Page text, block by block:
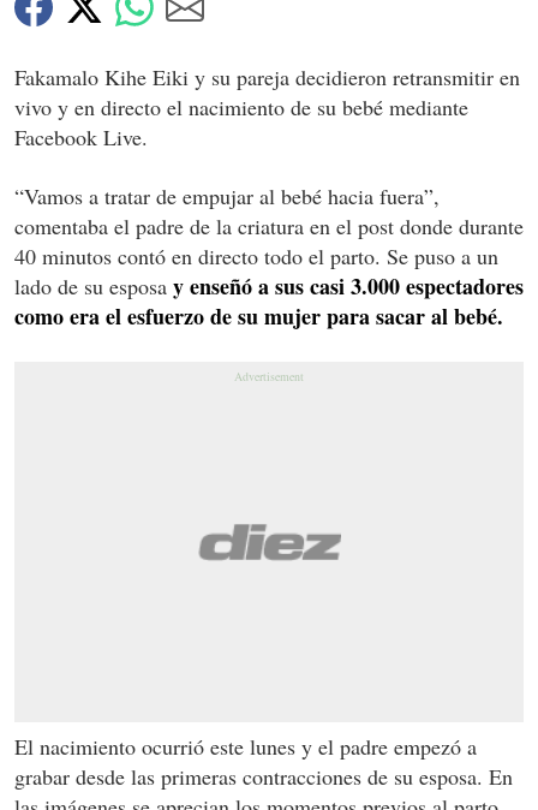
Fakamalo Kihe Eiki y su pareja decidieron retransmitir en
vivo y en directo el nacimiento de su bebé mediante
Facebook Live.
“Vamos a tratar de empujar al bebé hacia fuera”,
comentaba el padre de la criatura en el post donde durante
40 minutos contó en directo todo el parto. Se puso a un
lado de su esposa y enseñó a sus casi 3.000 espectadores
como era el esfuerzo de su mujer para sacar al bebé.
El nacimiento ocurrió este lunes y el padre empezó a
grabar desde las primeras contracciones de su esposa. En